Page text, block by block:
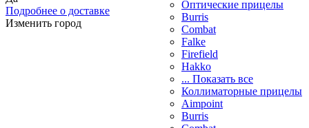
Подробнее о доставке
Изменить город
Оптические прицелы
Burris
Combat
Falke
Firefield
Hakko
... Показать все
Коллиматорные прицелы
Aimpoint
Burris